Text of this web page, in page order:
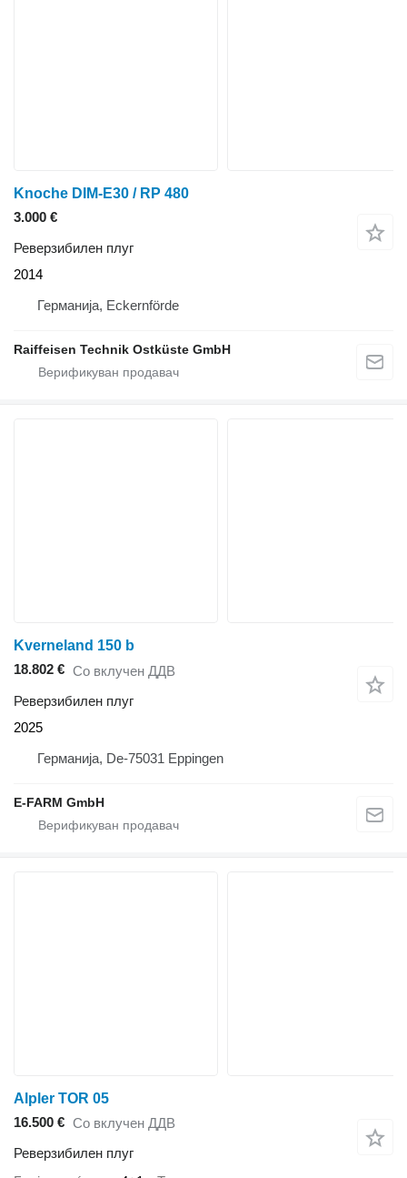
Knoche DIM-E30 / RP 480
3.000 €
Реверзибилен плуг
2014
Германија, Eckernförde
Raiffeisen Technik Ostküste GmbH
Kverneland 150 b
18.802 € Со вклучен ДДВ
Реверзибилен плуг
2025
Германија, De-75031 Eppingen
E-FARM GmbH
Alpler TOR 05
16.500 € Со вклучен ДДВ
Реверзибилен плуг